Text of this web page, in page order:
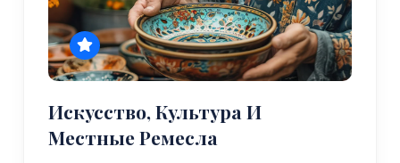
Искусство, Культура И
Местные Ремесла